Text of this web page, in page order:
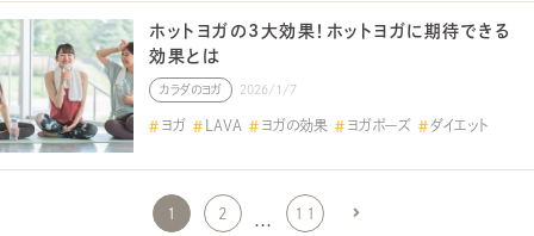
ホットヨガの3大効果！ホットヨガに期待できる
効果とは
カラダのヨガ 2026/1/7
ヨガ LAVA ヨガの効果 ヨガポーズ ダイエット
1 2
…
11